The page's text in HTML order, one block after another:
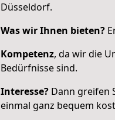
Düsseldorf.
Was wir Ihnen bieten?
Kompetenz, da wir die
Bedürfnisse sind.
Interesse? Dann greifen
einmal ganz bequem